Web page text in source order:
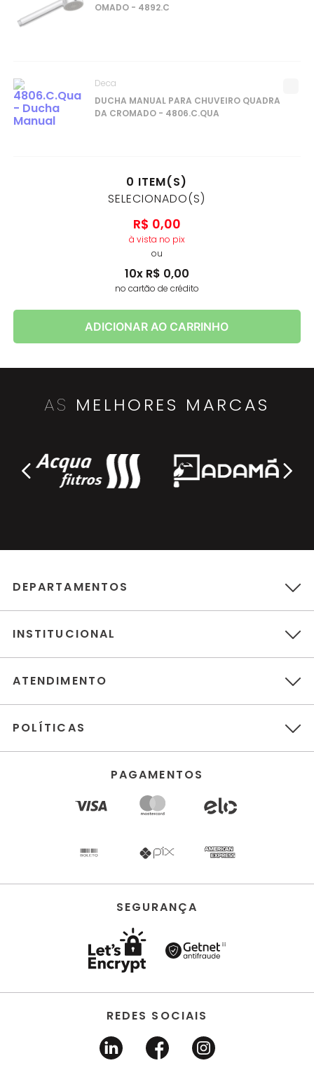
OMADO - 4892.C
DUCHA MANUAL PARA CHUVEIRO QUADRA
DA CROMADO - 4806.C.QUA
Deca
0 ITEM(S)
SELECIONADO(S)
R$ 0,00
à vista no pix
ou
10x R$ 0,00
no cartão de crédito
ADICIONAR AO CARRINHO
AS MELHORES MARCAS
DEPARTAMENTOS
INSTITUCIONAL
ATENDIMENTO
POLÍTICAS
PAGAMENTOS
SEGURANÇA
REDES SOCIAIS